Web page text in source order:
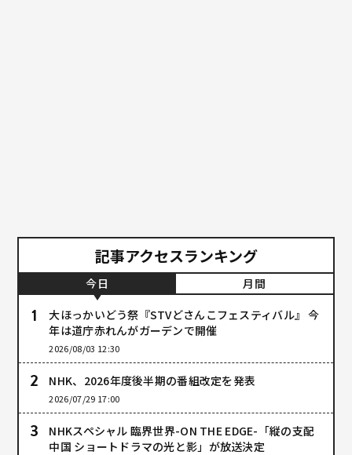
記事アクセスランキング
今日
月間
大ほっかいどう祭『STVどさんこフェスティバル』 今
年は道庁赤れんがガーデンで開催
2026/08/03 12:30
NHK、2026年度後半期の番組改定を発表
2026/07/29 17:00
NHKスペシャル 臨界世界-ON THE EDGE-「縦の支配
中国 ショートドラマの光と影」が放送決定